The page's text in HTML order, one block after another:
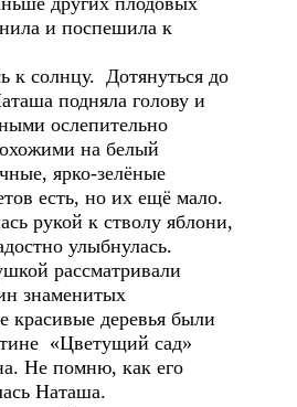
и поспешила к
к солнцу. Дотянуться до
подняла голову и
ослепительно
на белый
ярко-зелёные
есть, но их ещё мало.
рукой к стволу яблони,
улыбнулась.
рассматривали
знаменитых
красивые деревья были
«Цветущий сад»
Не помню, как его
Наташа.